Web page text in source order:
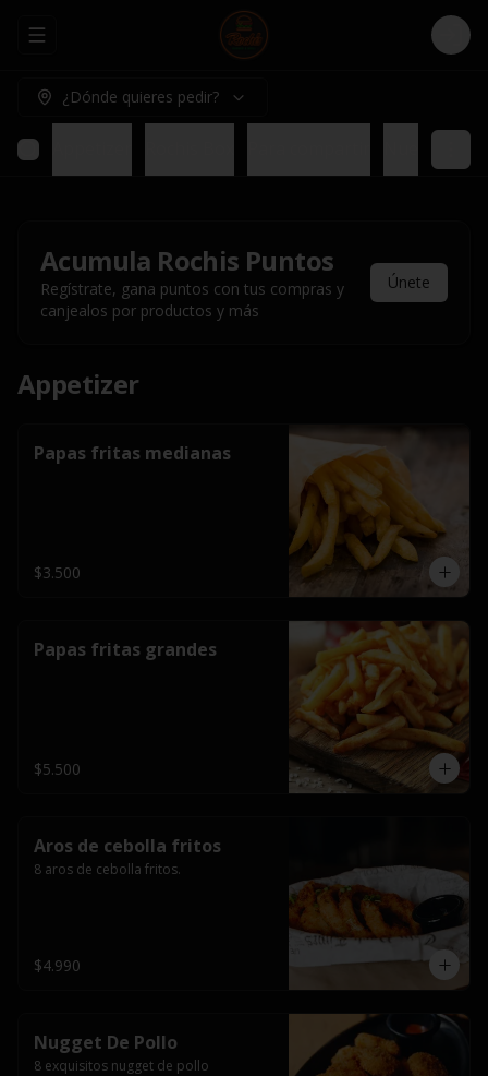
Abrir menu de navegación Login
¿Dónde quieres pedir?
Acumula Rochis Puntos
Regístrate, gana puntos con tus compras y
canjealos por productos y más
Únete
Appetizer
Papas fritas medianas
$3.500
Papas fritas grandes
$5.500
Aros de cebolla fritos
8 aros de cebolla fritos.
$4.990
Nugget De Pollo
8 exquisitos nugget de pollo